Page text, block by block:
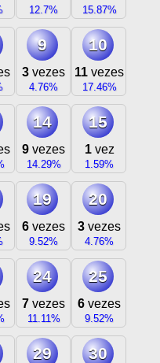
12.7% 15.87%
9
3 vezes
4.76%
10
11 vezes
17.46%
14
9 vezes
14.29%
15
1vez
1.59%
19
6 vezes
9.52%
20
3 vezes
4.76%
24
7 vezes
11.11%
25
6 vezes
9.52%
29 30